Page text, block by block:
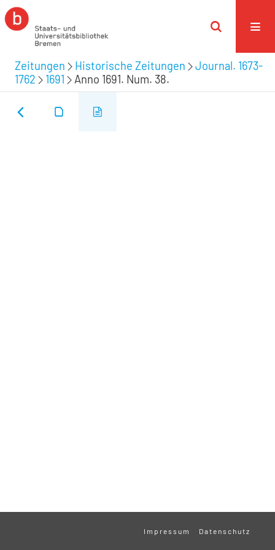
Zeitungen Historische Zeitungen
Journal. 1673-
1762
1691 Anno 1691. Num. 38.
Impressum Datenschutz